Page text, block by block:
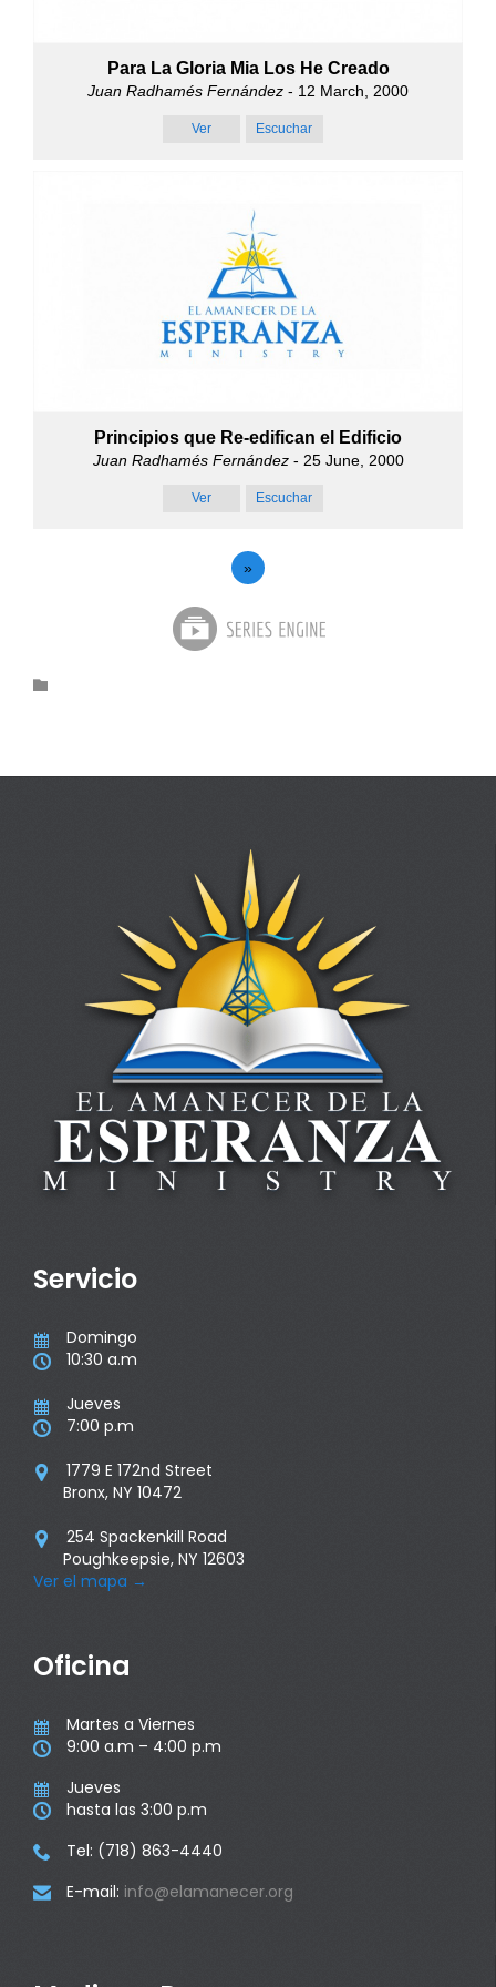
Para La Gloria Mia Los He Creado
Juan Radhamés Fernández - 12 March, 2000
Ver Escuchar
Principios que Re-edifican el Edificio
Juan Radhamés Fernández- 25 June, 2000
Ver Escuchar
»

Servicio
 Domingo
 10:30 a.m
 Jueves
 7:00 p.m

1779 E 172nd Street
Bronx, NY 10472

254 Spackenkill Road
Poughkeepsie, NY 12603
Ver el mapa →
Oficina
 Martes a Viernes
 9:00 a.m – 4:00 p.m
 Jueves
 hasta las 3:00 p.m
 Tel: (718) 863-4440
 E-mail: info@elamanecer.org